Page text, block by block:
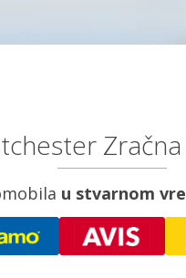
u stvarnom